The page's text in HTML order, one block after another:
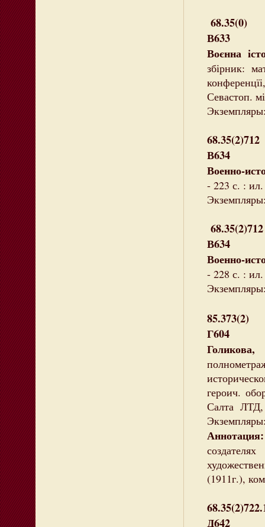
68.35(0)
В633
Воєнна
збірник:
Севастоп.
68.35(2)712
В634
Военно-
- 223 с. : ил.
68.35(2)712
В634
Военно-
- 228 с. : ил.
85.373(2)
Г604
героич.
Салта ЛТД,
Аннотация:
(1911г.),
Д642